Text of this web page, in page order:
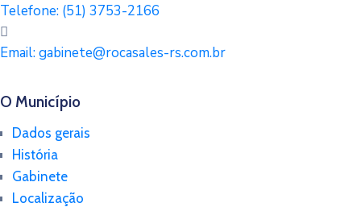
Telefone: (51) 3753-2166
Email:gabinete@rocasales-rs.com.br
O Município
Dados gerais
História
Gabinete
Localização